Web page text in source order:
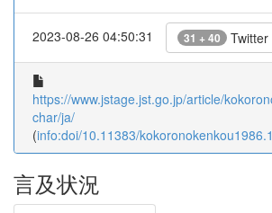
2023-08-26 04:50:31 31 + 40 Twitter
https://www.jstage.jst.go.jp/article/
char/ja/
(info:doi/10.11383/
言及状況